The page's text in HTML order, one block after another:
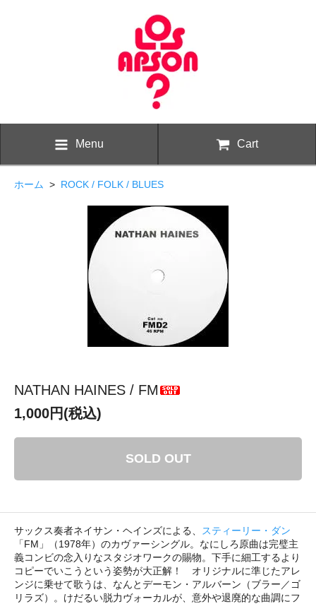
Menu Cart
ホーム > ROCK / FOLK / BLUES
NATHAN HAINES / FM
1,000円(税込)
SOLD OUT
サックス奏者ネイサン・ヘインズによる、
スティーリー・ダン
「FM」（1978年）のカヴァーシングル。なにしろ原曲は完璧主
義コンビの念入りなスタジオワークの賜物。下手に細工するより
コピーでいこうという姿勢が大正解！ オリジナルに準じたアレ
ンジに乗せて歌うは、なんとデーモン・アルバーン（ブラー／ゴ
リラズ）。けだるい脱力ヴォーカルが、意外や退廃的な曲調にフ